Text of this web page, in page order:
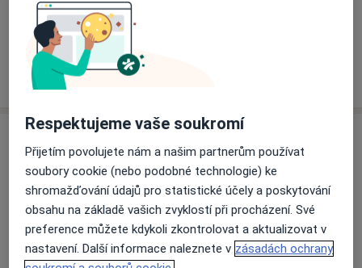
+ 17 služby
Jak fungují ceny?
Adresa
Městská nemocnice Čáslav
Jenikovská 348, Čáslav286 01
Přiblížit mapuse otevře v nové záložce
Respektujeme vaše soukromí
Přijetím povolujete nám a našim partnerům používat
soubory cookie (nebo podobné technologie) ke
shromažďování údajů pro statistické účely a poskytování
obsahu na základě vašich zvyklostí při procházení. Své
preference můžete kdykoli zkontrolovat a aktualizovat v
nastavení. Další informace naleznete v zásadách ochrany